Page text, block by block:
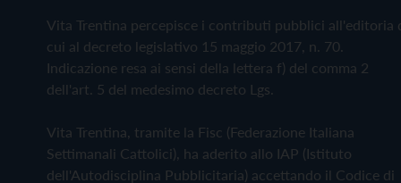
Vita Trentina percepisce i contributi pubblici all'editoria
cui al decreto legislativo 15 maggio 2017, n. 70.
Indicazione resa ai sensi della lettera f) del comma 2
dell'art. 5 del medesimo decreto Lgs.
Vita Trentina, tramite la Fisc (Federazione Italiana
Settimanali Cattolici), ha aderito allo IAP (Istituto
dell'Autodisciplina Pubblicitaria) accettando il Codice di